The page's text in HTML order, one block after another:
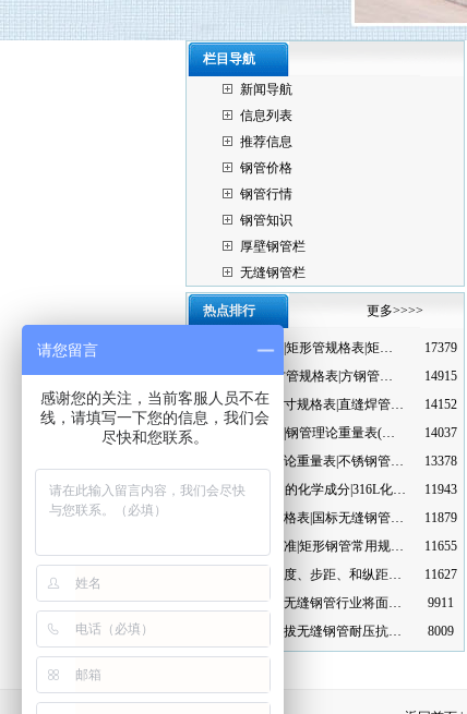
栏目导航
新闻导航
信息列表
推荐信息
钢管价格
钢管行情
钢管知识
厚壁钢管栏
无缝钢管栏
热点排行 更多>>>>
矩形管尺寸|矩形管规格表|矩…
17379
方管尺寸|方管规格表|方钢管…
14915
直缝焊管尺寸规格表|直缝焊管…
14152
钢管规格表|钢管理论重量表(…
14037
不锈钢管理论重量表|不锈钢管…
13378
316L不锈钢的化学成分|316L化…
11943
国标钢管规格表|国标无缝钢管…
11879
矩形钢管标准|矩形钢管常用规…
11655
脚手架的高度、步距、和纵距…
11627
2012年聊城无缝钢管行业将面…
9911
如何计算冷拔无缝钢管耐压抗…
8009
精密无缝钢管现货供…
请您留言
感谢您的关注，当前客服人员不在
线，请填写一下您的信息，我们会
尽快和您联系。